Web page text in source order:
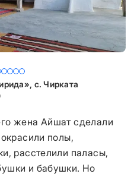
с. Чирката
жена Айшат сделали
полы,
расстелили паласы,
и бабушки. Но